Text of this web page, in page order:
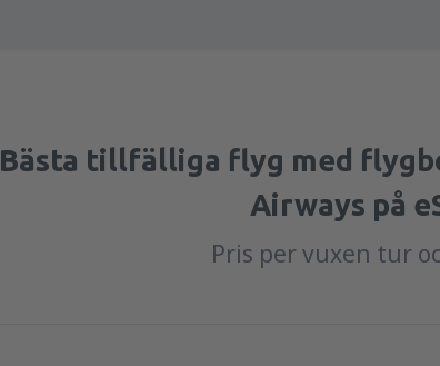
Bästa tillfälliga flyg med
Airways på
Pris per vuxen tur